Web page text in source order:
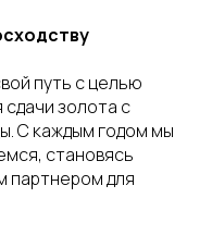
путь с целью
золота с
С каждым годом мы
становясь
партнером для